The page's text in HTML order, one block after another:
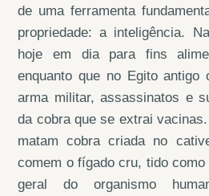
de uma ferramenta
propriedade: a inteligência.
hoje em dia para fins
enquanto que no Egito antigo
arma militar, assassinatos e
da cobra que se extrai
matam cobra criada no
comem o fígado cru, tido
geral do organismo